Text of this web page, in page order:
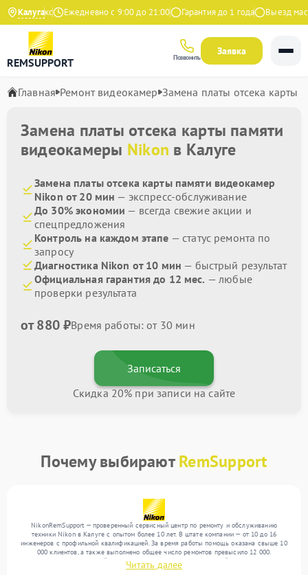
Калуга
на Яндекс Ежедневно с 9:00 до 21:00 Гарантия до 1 года Выезд
REMSUPPORT Позвонить
Заявка
Главная Ремонт видеокамер Замена платы отсека карты
Замена платы отсека карты памяти
видеокамеры Nikon в Калуге
Замена платы отсека карты памяти видеокамер
Nikon от 20 мин — экспресс-обслуживание
До 30% экономии — всегда свежие акции и
спецпредложения
Контроль на каждом этапе — статус ремонта по
запросу
Диагностика Nikon от 10 мин — быстрый результат
Официальная гарантия до 12 мес. — любые
проверки результата
от 880 ₽Время работы: от 30 мин
Записаться
Скидка 20% при записи на сайте
Почему выбираютRemSupport
NikonRemSupport — проверенный сервисный центр по ремонту и обслуживанию
техники Nikon в Калуге с опытом более 10 лет. В штате компании — от 10 до 16
инженеров с профильной квалификацией. За время работы помощь оказана свыше 10
000 клиентов, а также выполнено общее число ремонтов превысило 12 000.
Ежемесячно в сервисный центр поступает более 300 обращений, включая , , . Мы
работаем с широким спектром неисправностей и поддерживаем высокий стандарт
Читать далее